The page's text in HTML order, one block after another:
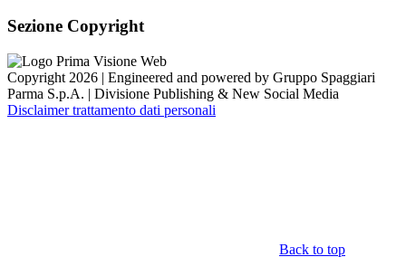
Sezione Copyright
Copyright 2026 | Engineered and powered by Gruppo Spaggiari
Parma S.p.A. | Divisione Publishing & New Social Media
Disclaimer trattamento dati personali
Back to top